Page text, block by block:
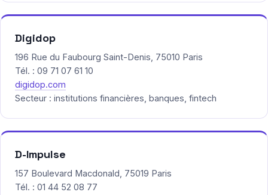
Digidop
196 Rue du Faubourg Saint-Denis, 75010 Paris
Tél. : 09 71 07 61 10
digidop.com
Secteur : institutions financières, banques, fintech
D-Impulse
157 Boulevard Macdonald, 75019 Paris
Tél. : 01 44 52 08 77